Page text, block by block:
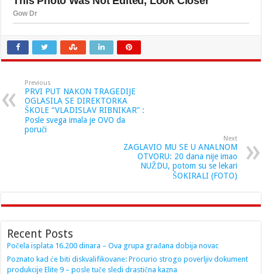
Previous
PRVI PUT NAKON TRAGEDIJE
OGLASILA SE DIREKTORKA
ŠKOLE “VLADISLAV RIBNIKAR” :
Posle svega imala je OVO da
poruči
Next
ZAGLAVIO MU SE U ANALNOM
OTVORU: 20 dana nije imao
NUŽDU, potom su se lekari
ŠOKIRALI (FOTO)
Recent Posts
Počela isplata 16.200 dinara – Ova grupa građana dobija novac
Poznato kad će biti diskvalifikovane: Procurio strogo poverljiv dokument
produkcije Elite 9 – posle tuče sledi drastična kazna